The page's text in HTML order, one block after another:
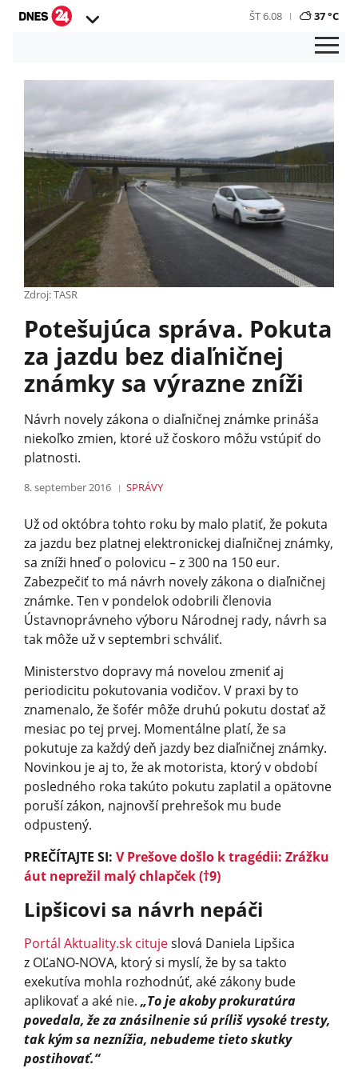
ŠT 6.08 37 °C
Zdroj: TASR
Potešujúca správa. Pokuta
za jazdu bez diaľničnej
známky sa výrazne zníži
Návrh novely zákona o diaľničnej známke prináša
niekoľko zmien, ktoré už čoskoro môžu vstúpiť do
platnosti.
8. september 2016 SPRÁVY
Už od októbra tohto roku by malo platiť, že pokuta
za jazdu bez platnej elektronickej diaľničnej známky,
sa zníži hneď o polovicu – z 300 na 150 eur.
Zabezpečiť to má návrh novely zákona o diaľničnej
známke. Ten v pondelok odobrili členovia
Ústavnoprávneho výboru Národnej rady, návrh sa
tak môže už v septembri schváliť.
Ministerstvo dopravy má novelou zmeniť aj
periodicitu pokutovania vodičov. V praxi by to
znamenalo, že šofér môže druhú pokutu dostať až
mesiac po tej prvej. Momentálne platí, že sa
pokutuje za každý deň jazdy bez diaľničnej známky.
Novinkou je aj to, že ak motorista, ktorý v období
posledného roka takúto pokutu zaplatil a opätovne
poruší zákon, najnovší prehrešok mu bude
odpustený.
PREČÍTAJTE SI: V Prešove došlo k tragédii: Zrážku
áut neprežil malý chlapček (†9)
Lipšicovi sa návrh nepáči
Portál Aktuality.sk citujeslová Daniela Lipšica
z OĽaNO-NOVA, ktorý si myslí, že by sa takto
exekutíva mohla rozhodnúť, aké zákony bude
aplikovať a aké nie. „To je akoby prokuratúra
povedala, že za znásilnenie sú príliš vysoké tresty,
tak kým sa neznížia, nebudeme tieto skutky
postihovať.“